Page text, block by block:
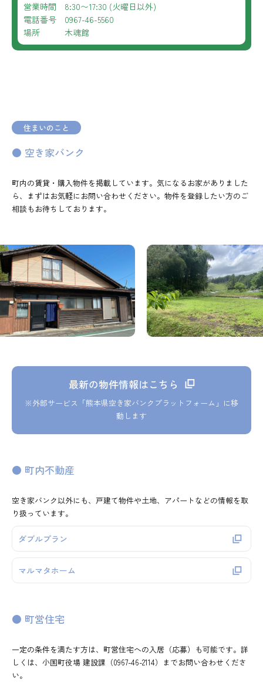
営業時間 8:30〜17:30 (火曜日以外)
電話番号 0967-46-5560
場所 木魂館
住まいのこと
● 空き家バンク
町内の賃貸・購入物件を掲載しています。気になるお家がありました
ら、まずはお気軽にお問い合わせください。物件を登録したい方のご
相談もお待ちしております。
最新の物件情報はこちら
※外部サービス「熊本県空き家バンクプラットフォーム」に移
動します
● 町内不動産
空き家バンク以外にも、戸建て物件や土地、アパートなどの情報を取
り扱っています。
ダブルプラン
マルマタホーム
● 町営住宅
一定の条件を満たす方は、町営住宅への入居（応募）も可能です。詳
しくは、小国町役場 建設課（0967-46-2114）までお問い合わせくださ
い。